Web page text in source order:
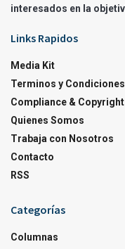
interesados en la
Links Rapidos
Media Kit
Terminos y Condiciones
Compliance & Copyright
Quienes Somos
Trabaja con Nosotros
Contacto
RSS
Categorías
Columnas